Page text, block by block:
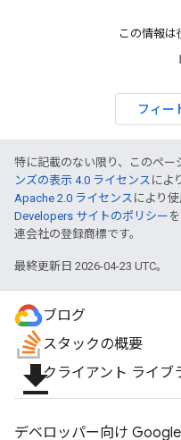
この情報は
フィー
特に記載のない限り、このペー
ンズの表示 4.0 ライセンス によ
Apache 2.0 ライセンス により
Developers サイトのポリシー
連会社の登録商標です。
最終更新日 2026-04-23 UTC。
ブログ
スタックの概要
file_downloadクライアント ライブ
デベロッパー向け